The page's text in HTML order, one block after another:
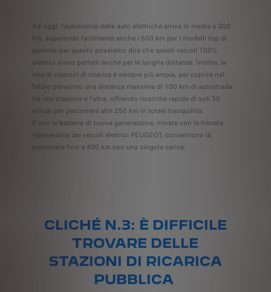
Ad oggi, l'autonomia delle auto elettriche arriva in media a 300
km, superando facilmente anche i 500 km per i modelli top di
gamma: per questo possiamo dire che questi veicoli 100%
elettrici siano perfetti anche per le lunghe distanze. Inoltre, la
rete di stazioni di ricarica è sempre più ampia, per coprire nel
futuro prossimo una distanza massima di 100 km di autostrada
tra una stazione e l'altra. offrendo ricariche rapide di soli 30
minuti per percorrere altri 250 km in totale tranquillità.
E con le batterie di nuova generazione, mixate con la frenata
rigenerativa dei veicoli elettrici PEUGEOT, consentono di
percorrere fino a 400 km con una singola carica.
CLICHÉ N.3: È DIFFICILE
TROVARE DELLE
STAZIONI DI RICARICA
PUBBLICA